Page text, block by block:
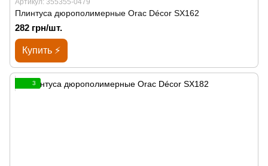
Артикул: 355355-0479
Плинтуса дюрополимерные Orac Décor SX162
282 грн/шт.
Купить ⚡
3